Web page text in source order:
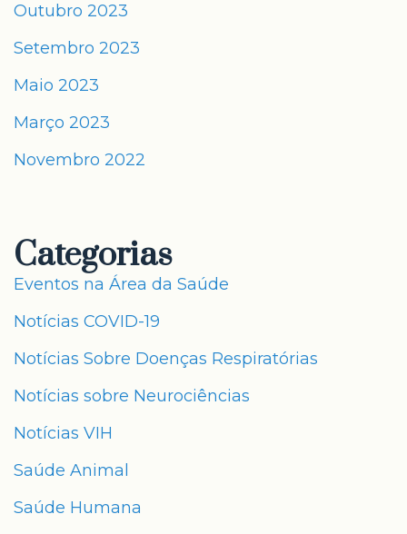
Outubro 2023
Setembro 2023
Maio 2023
Março 2023
Novembro 2022
Categorias
Eventos na Área da Saúde
Notícias COVID-19
Notícias Sobre Doenças Respiratórias
Notícias sobre Neurociências
Notícias VIH
Saúde Animal
Saúde Humana